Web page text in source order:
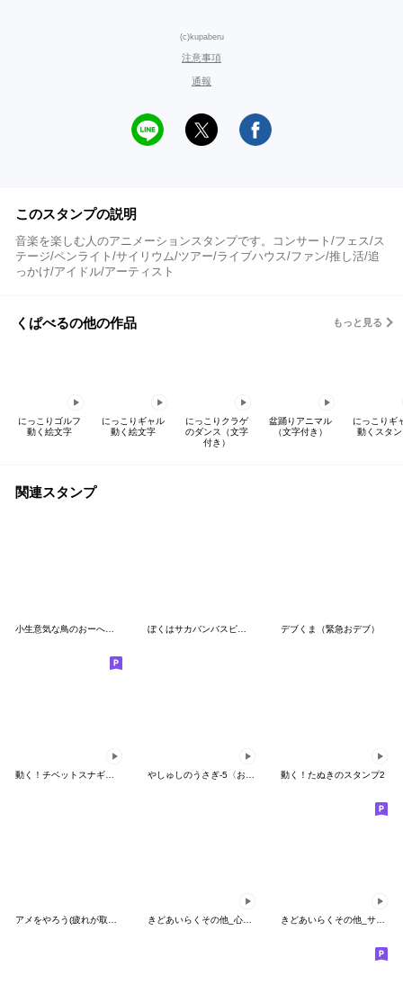
(c)kupaberu
注意事項
通報
このスタンプの説明
音楽を楽しむ人のアニメーションスタンプです。コンサート/フェス/ス
テージ/ペンライト/サイリウム/ツアー/ライブハウス/ファン/推し活/追
っかけ/アイドル/アーティスト
くぱべるの他の作品 もっと見る
にっこりゴルフ
動く絵文字
にっこりギャル
動く絵文字
にっこりクラゲ
のダンス（文字
付き）
盆踊りアニマル
（文字付き）
にっこりギ
動くスタ
関連スタンプ
小生意気な鳥のおーへい６夏 ぼくはサカバンバスピス【面白い・ネタ4】 デブくま（緊急おデブ）
動く！たぬきのスタンプ2
きどあいらくその他_サッカー